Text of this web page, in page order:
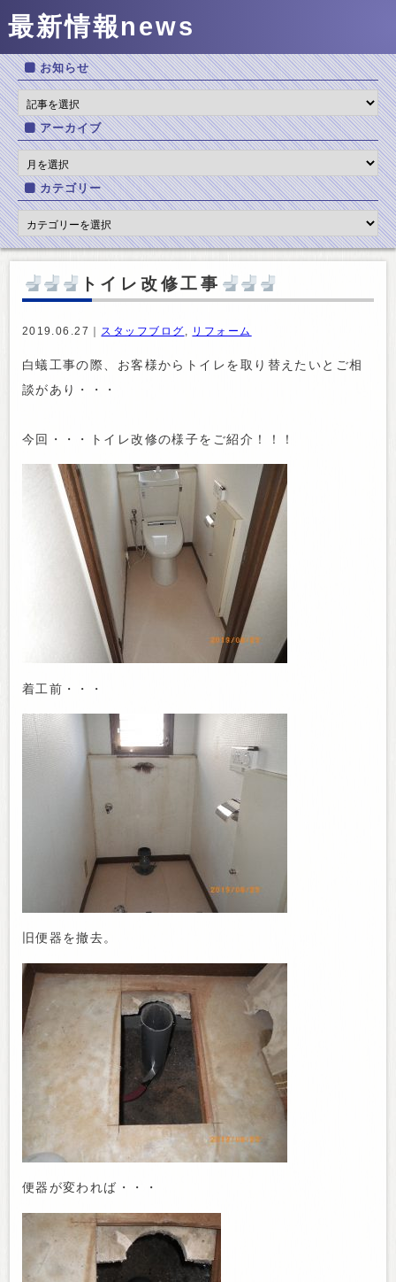
最新情報news
お知らせ
アーカイブ
カテゴリー
トイレ改修工事
2019.06.27｜ スタッフブログ リフォーム
白蟻工事の際、お客様からトイレを取り替えたいとご相
談があり・・・
今回・・・トイレ改修の様子をご紹介！！！
着工前・・・
旧便器を撤去。
便器が変われば・・・